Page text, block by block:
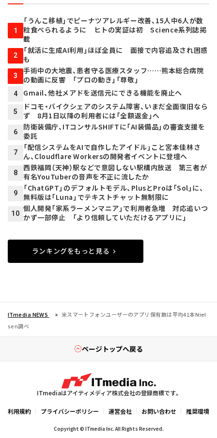
1
「うんこ移植」でピーナツアレルギー改善、15人中6人が数
粒食べられるように ヒトの実証は初 Science系列誌掲
載
2
「就活に生成AI利用」ほぼ全員に 面接で内容追及され困惑
も
3
手術中の大地震、患者守る医療スタッフ……熊本総合病院
の動画に反響 「プロの動き」「尊敬」
4 Gmail、他社メアドを送信元にできる機能を廃止へ
5
ドコモ・バイクシェアのシステム障害、いまだ全面復旧なら
ず 8月1日以降の利用者には「全額返金」へ
6
防衛装備庁、ITコンサルSHIFTに「AI装備品」の審査支援を
委託
7
「配信システムをAIで自作したアイドル」こと宮本佳林さ
ん、Cloudflare Workersの開発者イベントに登壇へ
8
西鉄福岡（天神）駅などで意図しない駅構内放送 第三者が
有名YouTuberの音声を不正に流したか
9
「ChatGPT」のデフォルトモデル、PlusとProは「Sol」に、
無料版は「Luna」でテキストチャット無制限に
10
個人開発「家系ラーメンマニア」で利用者急増 対応追いつ
かず一部停止 「より信頼していただけるアプリに」
ランキングをもっと見る
ITmedia NEWS
米スマートフォンユーザーのアプリ保有数は平均41本――Niel
sen調べ
ページトップへ戻る
ITmediaはアイティメディア株式会社の登録商標です。
利用規約 プライバシーポリシー 運営会社 お問い合わせ 推奨環境
Copyright © ITmedia Inc. All Rights Reserved.